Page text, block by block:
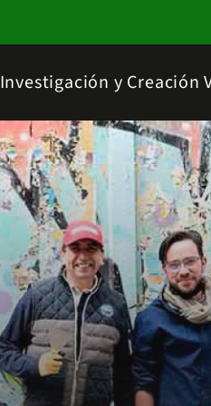
Investigación y Creación